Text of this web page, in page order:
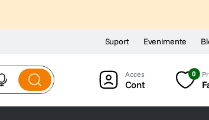
Suport Evenimente
Cont
0